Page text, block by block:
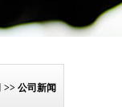
>> 公司新闻